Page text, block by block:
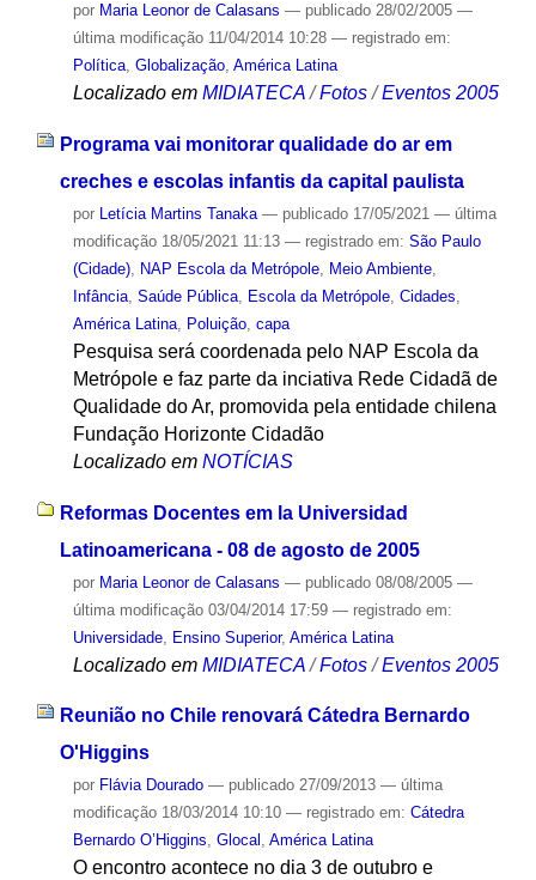
por Maria Leonor de Calasans — publicado28/02/2005 —
última modificação11/04/2014 10:28 — registrado em:
Política, Globalização, América Latina
Localizado em MIDIATECA /Fotos /Eventos 2005
Programa vai monitorar qualidade do ar em
creches e escolas infantis da capital paulista
por Letícia Martins Tanaka — publicado17/05/2021 — última
modificação18/05/2021 11:13 — registrado em: São Paulo
(Cidade), NAP Escola da Metrópole, Meio Ambiente,
Infância, Saúde Pública, Escola da Metrópole, Cidades
América Latina, Poluição, capa
Pesquisa será coordenada pelo NAP Escola da
Metrópole e faz parte da inciativa Rede Cidadã de
Qualidade do Ar, promovida pela entidade chilena
Fundação Horizonte Cidadão
Localizado em NOTÍCIAS
Reformas Docentes em la Universidad
Latinoamericana - 08 de agosto de 2005
por Maria Leonor de Calasans — publicado08/08/2005 —
última modificação03/04/2014 17:59 — registrado em:
Universidade, Ensino Superior, América Latina
Localizado em MIDIATECA /Fotos /Eventos 2005
Reunião no Chile renovará Cátedra Bernardo
O'Higgins
por Flávia Dourado — publicado27/09/2013 — última
modificação18/03/2014 10:10 — registrado em: Cátedra
Bernardo O’Higgins, Glocal , América Latina
O encontro acontece no dia 3 de outubro e